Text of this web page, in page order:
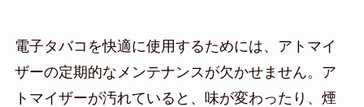
電子タバコを快適に使用するためには、アトマイ
ザーの定期的なメンテナンスが欠かせません。ア
トマイザーが汚れていると、味が変わったり、煙